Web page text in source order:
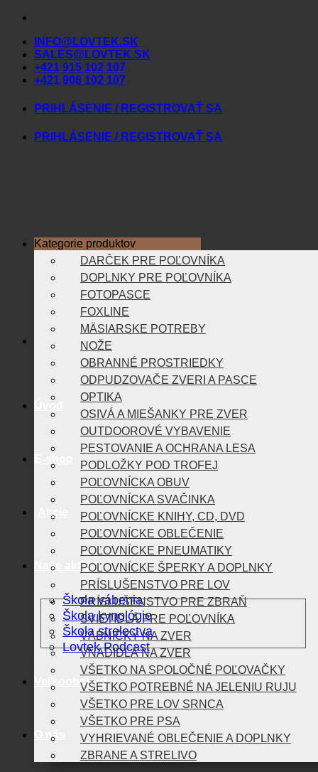
Skip
contentINFO@LOVTEK.SK
SALES@LOVTEK.SK
+421 915 102 107
+421 908 102 107
PRIHLÁSENIE / REGISTROVAŤ SA
PRIHLÁSENIE / REGISTROVAŤ SA
Akcie
Naše aktivity
Škola vábenia
Škola kynológie
Škola strelectva
Lovtek Podcast
Veľkoobchod
O nás
Kategorie produktov
DARČEK PRE POĽOVNÍKA
DOPLNKY PRE POĽOVNÍKA
FOTOPASCE
FOXLINE
MÄSIARSKE POTREBY
NOŽE
OBRANNÉ PROSTRIEDKY
ODPUDZOVAČE ZVERI A PASCE
OPTIKA
OSIVÁ A MIEŠANKY PRE ZVER
OUTDOOROVÉ VYBAVENIE
PESTOVANIE A OCHRANA LESA
PODLOŽKY POD TROFEJ
POĽOVNÍCKA OBUV
POĽOVNÍCKA SVAČINKA
POĽOVNÍCKE KNIHY, CD, DVD
POĽOVNÍCKE OBLEČENIE
POĽOVNÍCKE PNEUMATIKY
POĽOVNÍCKE ŠPERKY A DOPLNKY
PRÍSLUŠENSTVO PRE LOV
PRÍSLUŠENSTVO PRE ZBRAŇ
SVIETIDLÁ PRE POĽOVNÍKA
VÁBNIČKY NA ZVER
VNADIDLÁ NA ZVER
VŠETKO NA SPOLOČNÉ POĽOVAČKY
VŠETKO POTREBNÉ NA JELENIU RUJU
VŠETKO PRE LOV SRNCA
VŠETKO PRE PSA
VYHRIEVANÉ OBLEČENIE A DOPLNKY
ZBRANE A STRELIVO